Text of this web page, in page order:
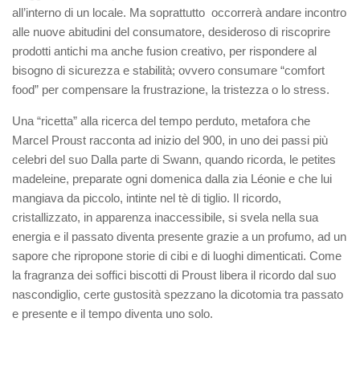
all’interno di un locale. Ma soprattutto occorrerà andare incontro
alle nuove abitudini del consumatore, desideroso di riscoprire
prodotti antichi ma anche fusion creativo, per rispondere al
bisogno di sicurezza e stabilità; ovvero consumare “comfort
food” per compensare la frustrazione, la tristezza o lo stress.
Una “ricetta” alla ricerca del tempo perduto, metafora che
Marcel Proust racconta ad inizio del 900, in uno dei passi più
celebri del suo Dalla parte di Swann, quando ricorda, le petites
madeleine, preparate ogni domenica dalla zia Léonie e che lui
mangiava da piccolo, intinte nel tè di tiglio. Il ricordo,
cristallizzato, in apparenza inaccessibile, si svela nella sua
energia e il passato diventa presente grazie a un profumo, ad un
sapore che ripropone storie di cibi e di luoghi dimenticati. Come
la fragranza dei soffici biscotti di Proust libera il ricordo dal suo
nascondiglio, certe gustosità spezzano la dicotomia tra passato
e presente e il tempo diventa uno solo.